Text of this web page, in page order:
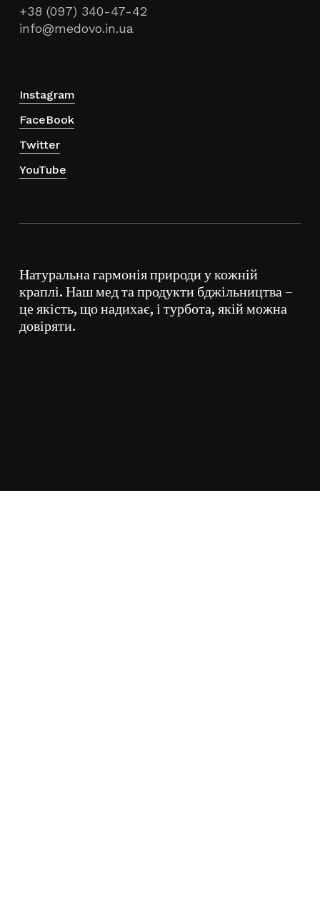
+38 (097) 340-47-42
info@medovo.in.ua
Instagram
FaceBook
Twitter
YouTube
Натуральна гармонія природи у кожній
краплі. Наш мед та продукти бджільництва –
це якість, що надихає, і турбота, якій можна
довіряти.